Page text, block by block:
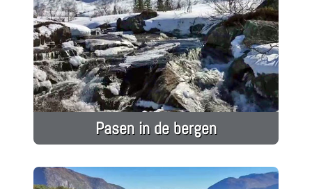
Pasen in de bergen